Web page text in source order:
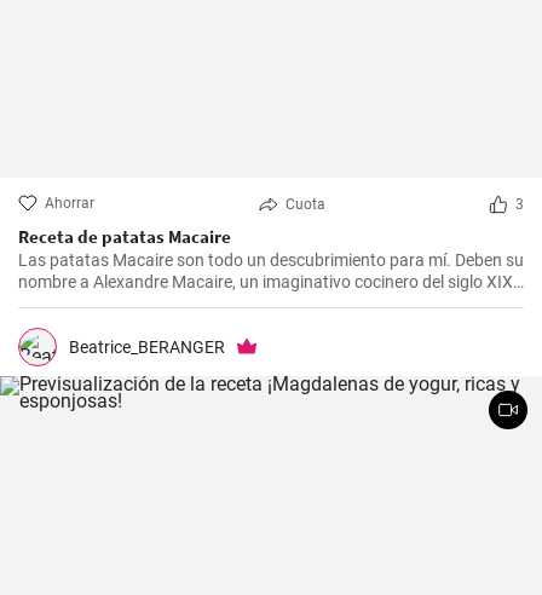
Ahorrar Cuota 3
Receta de patatas Macaire
Las patatas Macaire son todo un descubrimiento para mí. Deben su
nombre a Alexandre Macaire, un imaginativo cocinero del siglo XIX.
Este plato de patatas de sabor exquisito es en realidad muy sencillo
y sólo requiere unos pocos ingredientes. Es lo que más me gusta
cocinar con mi familia los fines de semana, cuando podemos
disfrutar todos juntos de una comida. Con un poco de práctica,
¡tendrás una sabrosa receta de guarnición en tu repertorio culinario
en un abrir y cerrar de ojos!
Beatrice_BERANGER